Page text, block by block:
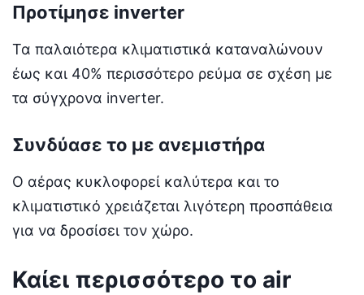
Προτίμησε inverter
Τα παλαιότερα κλιματιστικά καταναλώνουν
έως και 40% περισσότερο ρεύμα σε σχέση με
τα σύγχρονα inverter.
Συνδύασε το με ανεμιστήρα
Ο αέρας κυκλοφορεί καλύτερα και το
κλιματιστικό χρειάζεται λιγότερη προσπάθεια
για να δροσίσει τον χώρο.
Καίει περισσότερο το air